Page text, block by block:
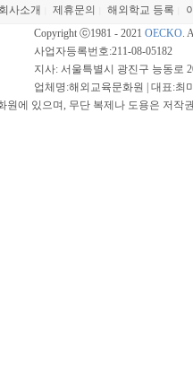
회사소개 제휴문의 해외학교 등록
Copyright ⓒ1981 - 2021 OECKO.
사업자등록번호:211-08-05182
지사: 서울특별시 광진구 능동로
업체명:해외교육문화원 | 대표:최
에 있으며, 무단 복제나 도용은 저